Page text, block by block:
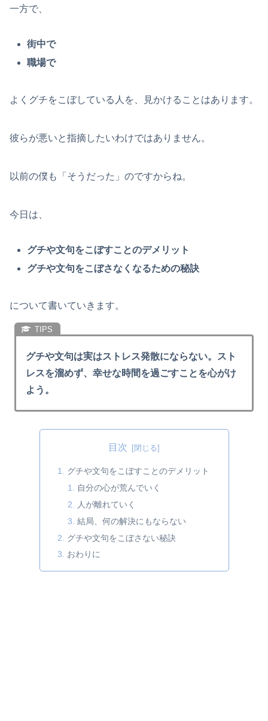
一方で、
街中で
職場で
よくグチをこぼしている人を、見かけることはあります。
彼らが悪いと指摘したいわけではありません。
以前の僕も「そうだった」のですからね。
今日は、
グチや文句をこぼすことのデメリット
グチや文句をこぼさなくなるための秘訣
について書いていきます。
グチや文句は実はストレス発散にならない。スト
レスを溜めず、幸せな時間を過ごすことを心がけ
よう。
目次
グチや文句をこぼすことのデメリット
自分の心が荒んでいく
人が離れていく
結局、何の解決にもならない
グチや文句をこぼさない秘訣
おわりに